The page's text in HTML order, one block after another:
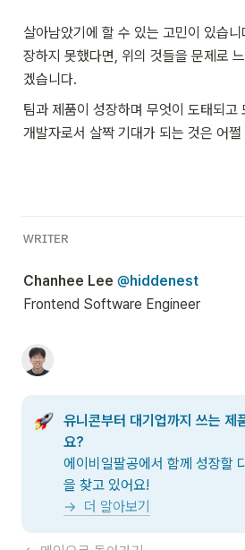
살아남았기에 할 수 있는 고민이 있습
장하지 못했다면, 위의 것들을 문제로
겠습니다.
팀과 제품이 성장하며 무엇이 도태되고
개발자로서 살짝 기대가 되는 것은 어
ᴡʀɪᴛᴇʀ
Chanhee Lee @hiddenest
Frontend Software Engineer
유니콘부터 대기업까지 쓰는 제
요?
에이비일팔공에서 함께 성장할
→  더 알아보기